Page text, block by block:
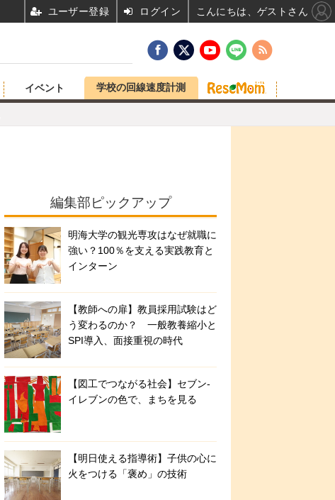
イベント 学校の回線速度計測
編集部ピックアップ
明海大学の観光専攻はなぜ就職に
強い？100％を支える実践教育と
インターン
【教師への扉】教員採用試験はど
う変わるのか？ 一般教養縮小と
SPI導入、面接重視の時代
【図工でつながる社会】セブン‐
イレブンの色で、まちを見る
【明日使える指導術】子供の心に
火をつける「褒め」の技術
ユーザー登録 ログイン こんにちは、ゲストさん